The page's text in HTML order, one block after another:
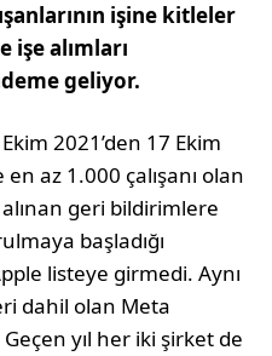
işine kitleler
işe alımları
geliyor.
2021’den 17 Ekim
az 1.000 çalışanı olan
geri bildirimlere
başladığı
listeye girmedi. Aynı
dahil olan Meta
yıl her iki şirket de